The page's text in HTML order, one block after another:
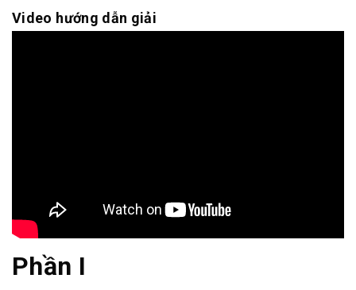
Video hướng dẫn giải
Phần I